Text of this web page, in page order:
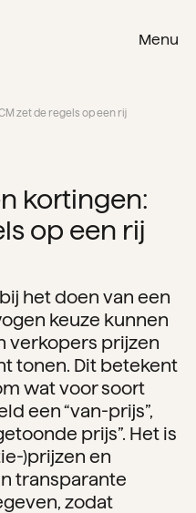
Menu
zet de regels op een rij
kortingen:
op een rij
het doen van een
keuze kunnen
verkopers prijzen
tonen. Dit betekent
wat voor soort
een “van-prijs”,
prijs”. Het is
)prijzen en
transparante
zodat